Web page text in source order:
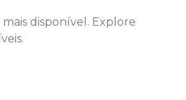
disponível. Explore